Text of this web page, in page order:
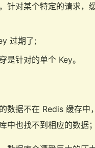
针对某个特定的请求，
过期了;
是针对的单个 Key。
数据不在 Redis 缓存
中也找不到相应的数据；